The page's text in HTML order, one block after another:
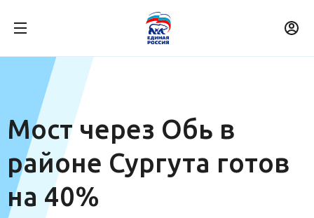
Мост через Обь в
районе Сургута готов
на 40%